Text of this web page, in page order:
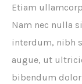
Etiam
Nam nec nulla
interdum, nibh
augue, ut
bibendum